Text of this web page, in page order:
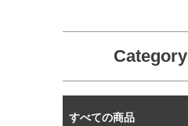
Category
村の鍛冶屋本店